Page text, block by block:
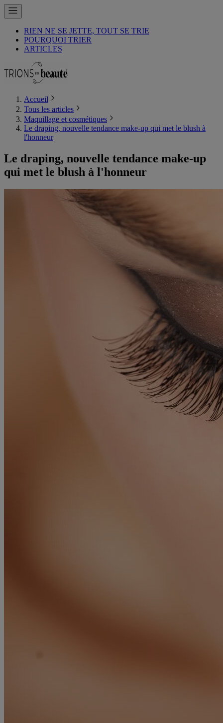
RIEN NE SE JETTE, TOUT SE TRIE
POURQUOI TRIER
ARTICLES
Accueil
Tous les articles
Maquillage et cosmétiques
Le draping, nouvelle tendance make-up qui met le blush à
l'honneur
Le draping, nouvelle tendance make-up
qui met le blush à l'honneur